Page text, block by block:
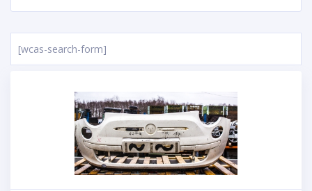
[wcas-search-form]